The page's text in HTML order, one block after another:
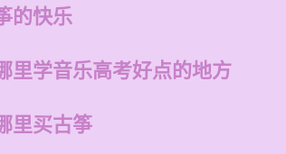
的快乐
里学音乐高考好点的地方
里买古筝